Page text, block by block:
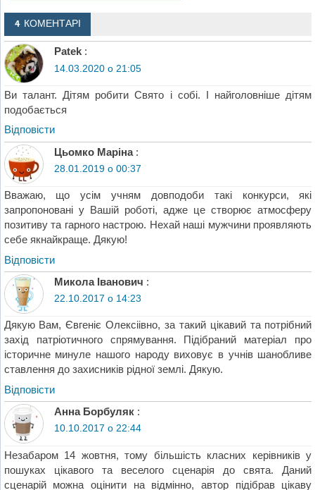
4 КОМЕНТАРІ
Patek :
14.03.2020 о 21:05
Ви талант. Дітям робити Свято і собі. І найголовніше дітям
подобається
Відповіcти
Цьомко Маріна :
28.01.2019 о 00:37
Вважаю, що усім учням довподоби такі конкурси, які
запропоновані у Вашій роботі, адже це створює атмосферу
позитиву та гарного настрою. Нехай наші мужчини проявляють
себе якнайкраще. Дякую!
Відповіcти
Микола Іванович :
22.10.2017 о 14:23
Дякую Вам, Євгеніє Олексіівно, за такий цікавий та потрібний
захід патріотичного спрямування. Підібраний матеріал про
історичне минуле нашого народу виховує в учнів шанобливе
ставлення до захисників рідної землі. Дякую.
Відповіcти
Анна Борбуляк :
10.10.2017 о 22:44
Незабаром 14 жовтня, тому більшість класних керівників у
пошуках цікавого та веселого сценарія до свята. Даний
сценарій можна оцінити на відмінно, автор підібрав цікаву